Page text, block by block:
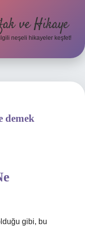
ve Hikaye
neşeli hikayeler keşfet!
demek
gibi, bu